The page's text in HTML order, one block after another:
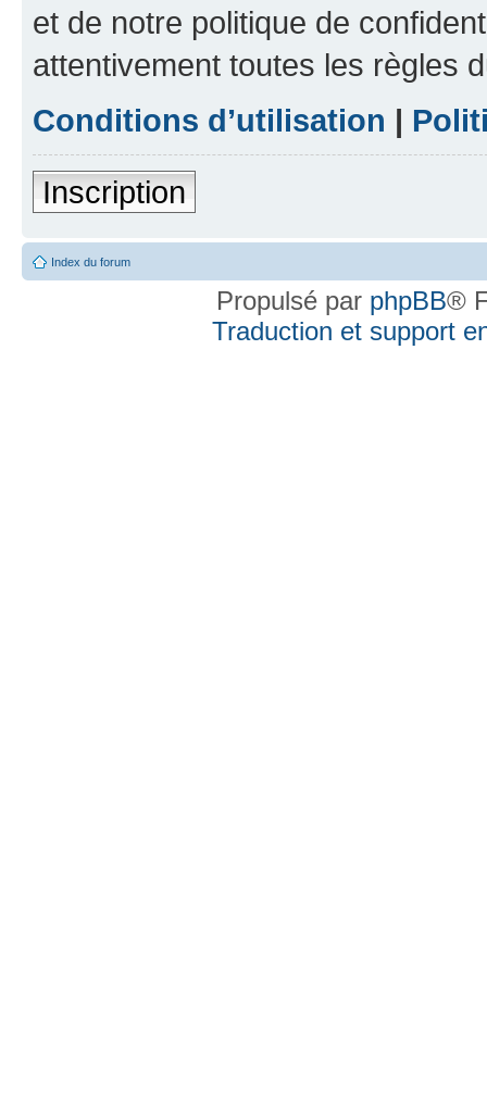
et de notre politique de
attentivement toutes les règles
Conditions d’utilisation |
Inscription
Index du forum
Propulsé par phpBB®
Traduction et support